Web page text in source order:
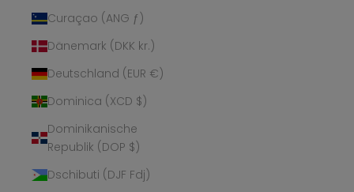
Curaçao (ANG ƒ)
Dänemark (DKK kr.)
Deutschland (EUR €)
Dominica (XCD $)
Dominikanische
Republik (DOP $)
Dschibuti (DJF Fdj)